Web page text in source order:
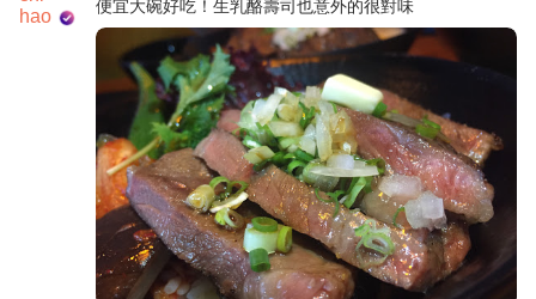
便宜大碗好吃！生乳酪壽司也意外的很對味